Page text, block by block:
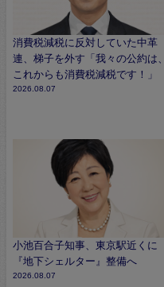
消費税減税に反対していた中革
連、梯子を外す「我々の公約は、
これからも消費税減税です！」
2026.08.07
小池百合子知事、東京駅近くに
『地下シェルター』整備へ
2026.08.07